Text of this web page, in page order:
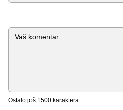
Komentar
Ostalo još 1500 karaktera